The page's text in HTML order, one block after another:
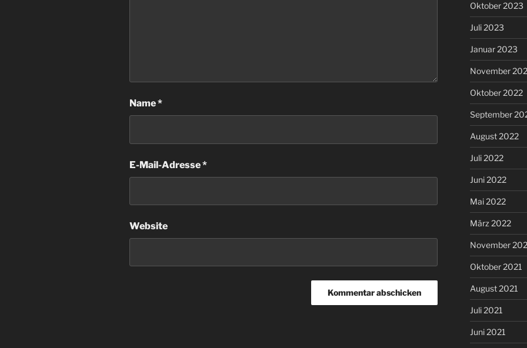
Name*
E-Mail-Adresse*
Website
Oktober 2023
Juli 2023
Januar 2023
November
Oktober 2022
September
August 2022
Juli 2022
Juni 2022
Mai 2022
März 2022
November
Oktober 2021
August 2021
Juli 2021
Juni 2021